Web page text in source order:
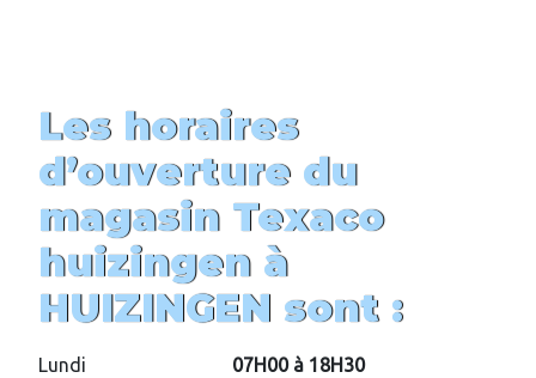
Les horaires
d’ouverture du
magasin Texaco
huizingen à
HUIZINGEN sont :
Lundi 07H00 à 18H30